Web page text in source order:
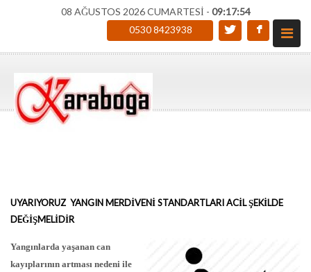
08 AĞUSTOS 2026 CUMARTESİ - 09:17:55
0530 8423938
UYARIYORUZ YANGIN MERDİVENİ STANDARTLARI ACİL ŞEKİLDE
DEĞİŞMELİDİR
Yangınlarda yaşanan can
kayıplarının artması nedeni ile